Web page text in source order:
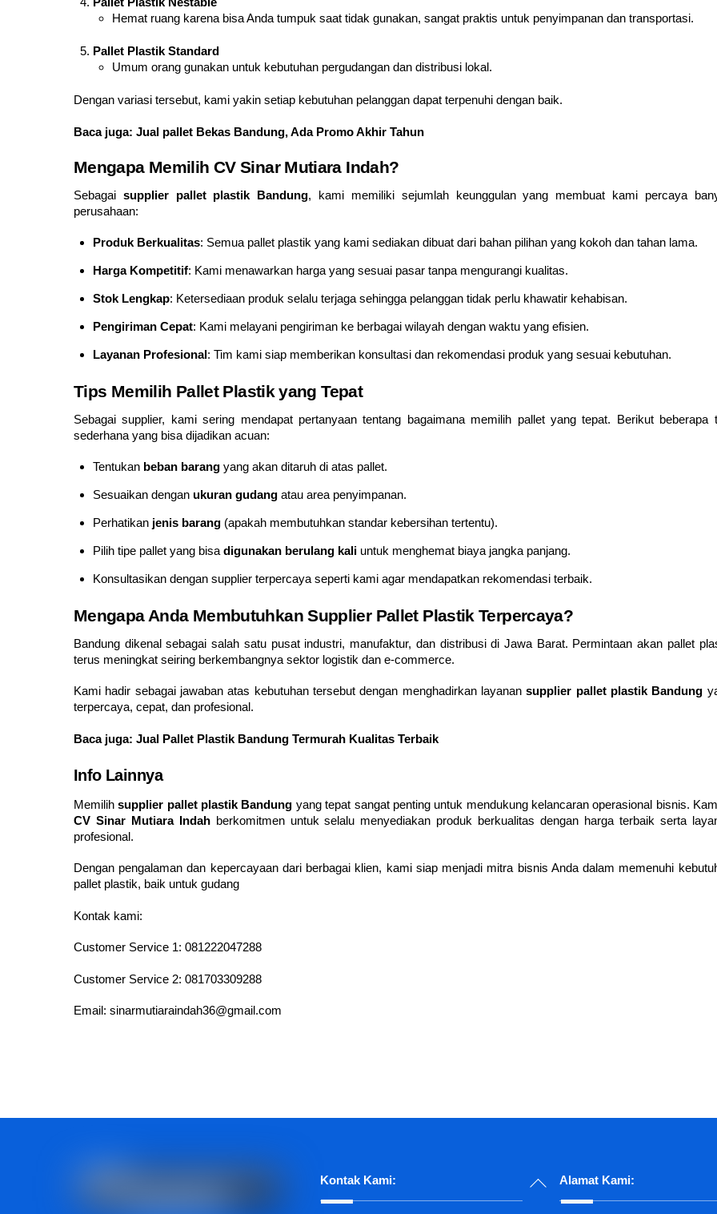
Hemat ruang karena bisa Anda tumpuk saat tidak gunakan, sangat praktis untuk penyimpanan dan transportasi.
Pallet Plastik Standard
Umum orang gunakan untuk kebutuhan pergudangan dan distribusi lokal.
Dengan variasi tersebut, kami yakin setiap kebutuhan pelanggan dapat terpenuhi dengan baik.
Baca juga: Jual pallet Bekas Bandung, Ada Promo Akhir Tahun
Mengapa Memilih CV Sinar Mutiara Indah?
Sebagai supplier pallet plastik Bandung, kami memiliki sejumlah keunggulan yang membuat kami percaya
perusahaan:
Produk Berkualitas: Semua pallet plastik yang kami sediakan dibuat dari bahan pilihan yang kokoh dan tahan lama.
Harga Kompetitif: Kami menawarkan harga yang sesuai pasar tanpa mengurangi kualitas.
Stok Lengkap: Ketersediaan produk selalu terjaga sehingga pelanggan tidak perlu khawatir kehabisan.
Pengiriman Cepat: Kami melayani pengiriman ke berbagai wilayah dengan waktu yang efisien.
Layanan Profesional: Tim kami siap memberikan konsultasi dan rekomendasi produk yang sesuai kebutuhan.
Tips Memilih Pallet Plastik yang Tepat
Sebagai supplier, kami sering mendapat pertanyaan tentang bagaimana memilih pallet yang tepat. Berikut beberapa
sederhana yang bisa dijadikan acuan:
Tentukan beban barang yang akan ditaruh di atas pallet.
Sesuaikan dengan ukuran gudang atau area penyimpanan.
Perhatikan jenis barang (apakah membutuhkan standar kebersihan tertentu).
Pilih tipe pallet yang bisa digunakan berulang kali untuk menghemat biaya jangka panjang.
Konsultasikan dengan supplier terpercaya seperti kami agar mendapatkan rekomendasi terbaik.
Mengapa Anda Membutuhkan Supplier Pallet Plastik Terpercaya?
Bandung dikenal sebagai salah satu pusat industri, manufaktur, dan distribusi di Jawa Barat. Permintaan akan pallet
terus meningkat seiring berkembangnya sektor logistik dan e-commerce.
Kami hadir sebagai jawaban atas kebutuhan tersebut dengan menghadirkan layanansupplier pallet plastik Bandung
terpercaya, cepat, dan profesional.
Baca juga: Jual Pallet Plastik Bandung Termurah Kualitas Terbaik
Info Lainnya
Memilihsupplier pallet plastik Bandung yang tepat sangat penting untuk mendukung kelancaran operasional bisnis.
CV Sinar Mutiara Indahberkomitmen untuk selalu menyediakan produk berkualitas dengan harga terbaik serta
profesional.
Dengan pengalaman dan kepercayaan dari berbagai klien, kami siap menjadi mitra bisnis Anda dalam memenuhi
pallet plastik, baik untuk gudang
Kontak kami:
Customer Service 1: 081222047288
Customer Service 2: 081703309288
Email: sinarmutiaraindah36@gmail.com
Back
Kontak Kami: Alamat Kami: